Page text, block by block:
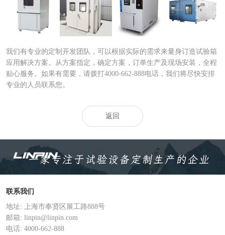
砂尘试验箱|沙尘
试验箱
步入式砂尘试验
箱|大型步
快速温变试验箱|
快速温度
大型快速温度变
化试验箱
我们有专业的定制开发团队，可以根据实际的需求来量身订造试验箱
应用解决方案。从方案指定，确定方案，订单生产及现场安装，全程
贴心服务。如果有需要，请拨打4000-662-888电话，我们将尽快安排
专业的人员联系您。
返回
联系我们
地址: 上海市奉贤区展工路888号
邮箱: linpin@linpin.com
电话: 4000-662-888